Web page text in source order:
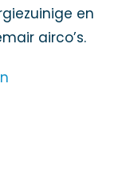
en
airco’s.